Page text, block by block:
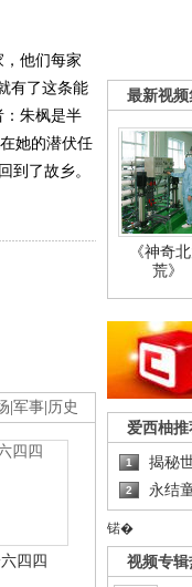
他们每家
有了这条能
：朱枫是半
她的潜伏任
到了故乡。
军事 历史
四四
最新视频
《神奇
荒》
爱西柚推
1 揭秘
2 永结
锘�
视频专